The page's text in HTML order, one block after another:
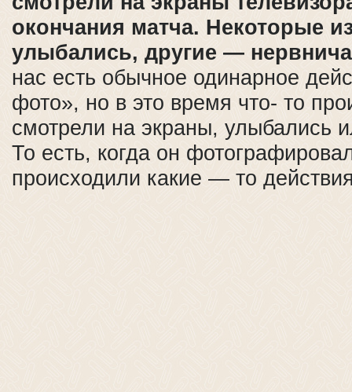
окончания матча. Некоторые
улыбались, другие —
нас есть обычное одинарное
фото», но в это время что- то
смотрели на экраны, улыбались
То есть, когда он
происходили какие — то